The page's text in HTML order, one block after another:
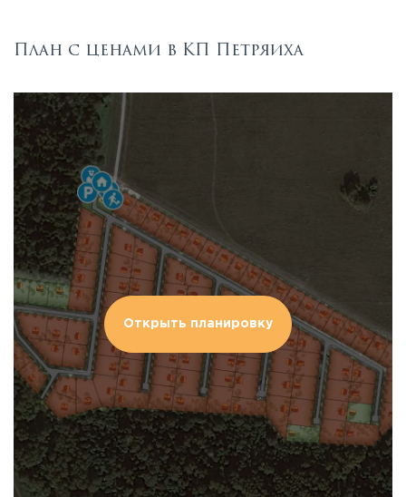
План с ценами в КП Петряиха
Открыть планировку